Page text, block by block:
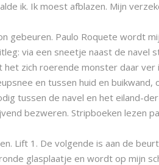
ik. Ik moest afblazen. Mijn
gebeuren. Paulo Roquete wordt
via een sneetje naast de
zich roerende monster daar
en tussen huid en
tussen de navel en het eiland-
bezweren. Stripboeken lezen
Lift 1. De volgende is aan de
glasplaatje en wordt op mijn